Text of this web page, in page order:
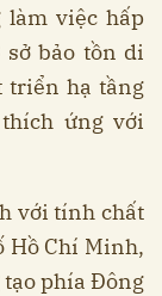
làm việc hấp
bảo tồn di
triển hạ tầng
ứng với
với tính chất
Hồ Chí Minh,
phía Đông